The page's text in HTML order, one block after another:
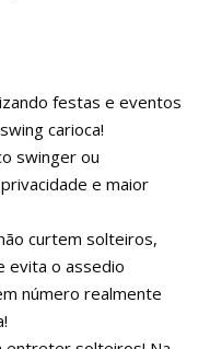
festas e eventos
carioca!
swinger ou
e maior
curtem solteiros,
evita o assedio
número realmente